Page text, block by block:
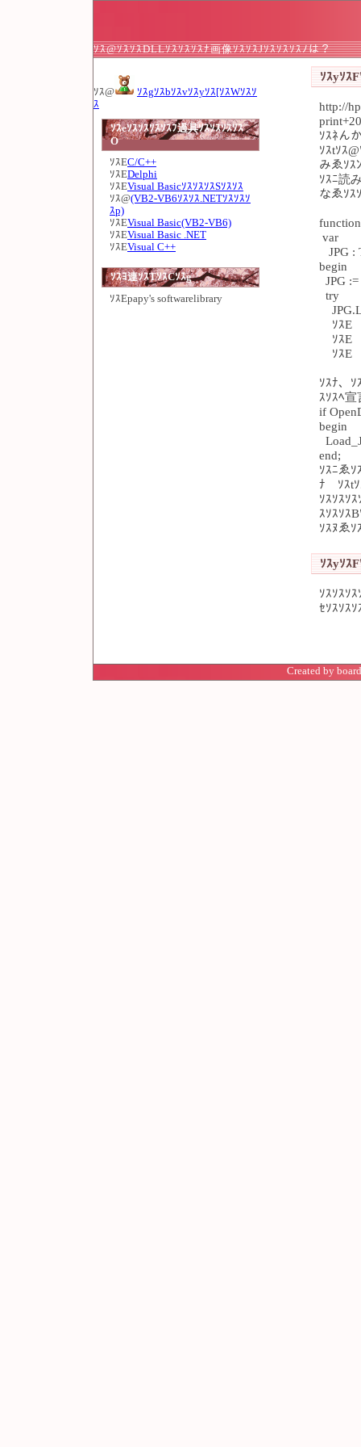
ｿｽ@ｿｽｿｽDLLｿｽｿｽｿｽﾅ画像ｿｽｿｽJｿｽｿｽｿｽﾉは？
ｿｽ@
ｿｽgｿｽbｿｽvｿｽyｿｽ[ｿｽWｿｽｿ
ｽ
ｿｽeｿｽｿｽｿｽｿｽﾌ過具ｿｽｿｽｿｽｿｽ
O
ｿｽEC/C++
ｿｽEDelphi
ｿｽEVisual BasicｿｽｿｽｿｽSｿｽｿｽ
ｿｽ@(VB2-VB6ｿｽｿｽ.NETｿｽｿｽｿ
ｽp)
ｿｽEVisual Basic(VB2-VB6)
ｿｽEVisual Basic .NET
ｿｽEVisual C++
ｿｽﾖ連ｿｽTｿｽCｿｽg
ｿｽEpapy's softwarelibrary
ｿｽyｿｽ
http://
ｿｽﾈん
ｿｽtｿｽ
みゑｿｽ
ｿｽﾆ読
なゑｿｽ
var
JPG :
begin
JPG
try
ｿｽE
ｿｽE
ｿｽE
ｿｽﾅ、ｿ
ｽｿｽﾍ宣
if
begin
end;
ｿｽﾆゑｿ
ﾅ ｿｽtｿ
ｿｽｿｽｿ
ｽｿｽｿｽ
ｿｽﾇゑｿ
ｿｽyｿｽ
ｿｽｿｽｿ
ｾｿｽｿｽｿ
Created by